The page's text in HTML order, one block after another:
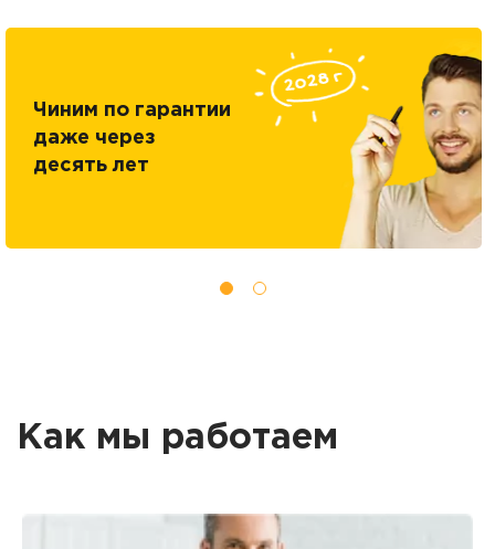
Чиним по гарантии
даже через
десять лет
Как мы работаем